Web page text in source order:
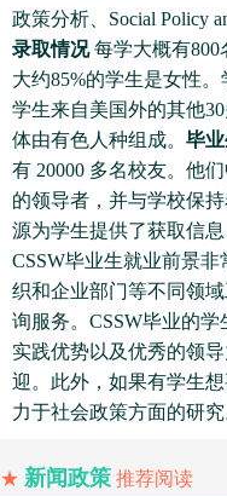
政策分析、Social Policy
录取情况每学大概有800
大约85%的学生是女性
学生来自美国外的其他
体由有色人种组成。 毕
有 20000 多名校友。他
的领导者，并与学校保
源为学生提供了获取信
CSSW毕业生就业前景
织和企业部门等不同领
询服务。CSSW毕业的
实践优势以及优秀的领
迎。此外，如果有学生
力于社会政策方面的研究
★ 新闻政策 推荐阅读